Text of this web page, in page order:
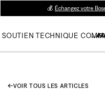
💰 Échangez votre
SOUTIEN TECHNIQUE
VOIR TOUS LES ARTICLES